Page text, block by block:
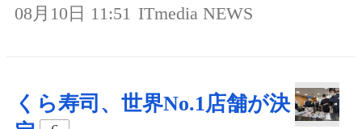
08月10日 11:51 ITmedia NEWS
くら寿司、世界No.1店舗が決